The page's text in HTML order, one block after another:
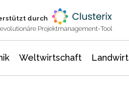
durch
Projektmanagement-Tool
Weltwirtschaft